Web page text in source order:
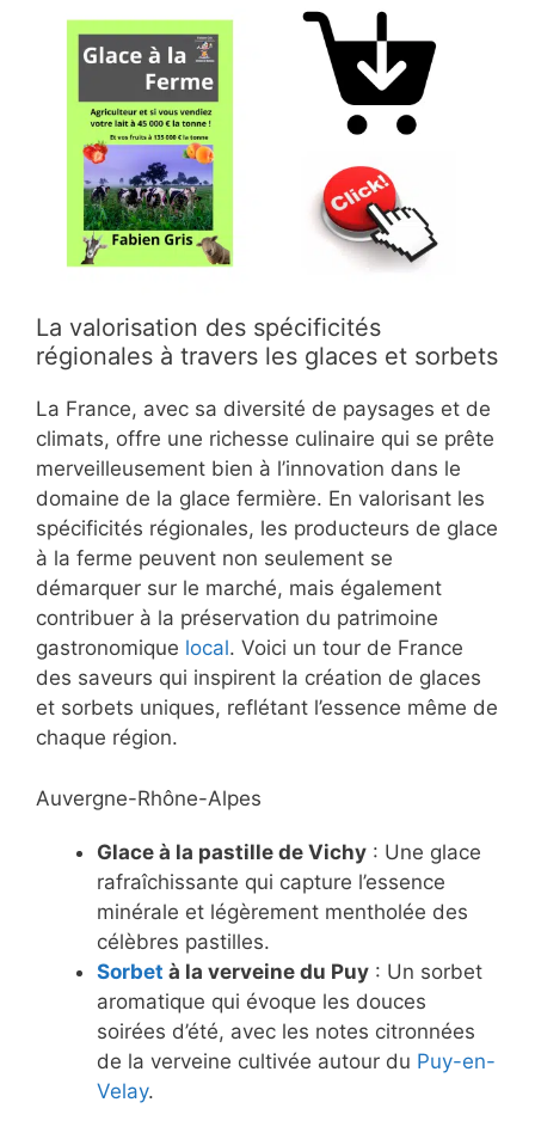
La valorisation des spécificités
régionales à travers les glaces et sorbets
La France, avec sa diversité de paysages et de
climats, offre une richesse culinaire qui se prête
merveilleusement bien à l’innovation dans le
domaine de la glace fermière. En valorisant les
spécificités régionales, les producteurs de glace
à la ferme peuvent non seulement se
démarquer sur le marché, mais également
contribuer à la préservation du patrimoine
gastronomique local. Voici un tour de France
des saveurs qui inspirent la création de glaces
et sorbets uniques, reflétant l’essence même de
chaque région.
Auvergne-Rhône-Alpes
Glace à la pastille de Vichy : Une glace
rafraîchissante qui capture l’essence
minérale et légèrement mentholée des
célèbres pastilles.
Sorbet à la verveine du Puy : Un sorbet
aromatique qui évoque les douces
soirées d’été, avec les notes citronnées
de la verveine cultivée autour du Puy-en-
Velay.